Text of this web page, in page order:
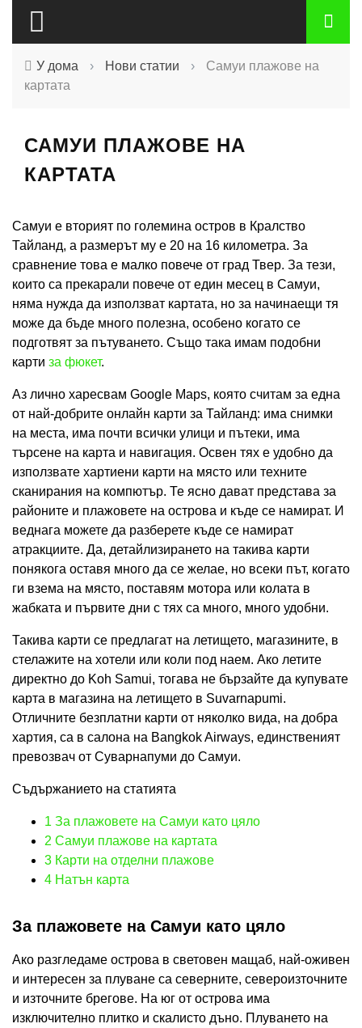
У дома › Нови статии ›
Самуи плажове на
картата
САМУИ ПЛАЖОВЕ НА
КАРТАТА
Самуи е вторият по големина остров в Кралство
Тайланд, а размерът му е 20 на 16 километра. За
сравнение това е малко повече от град Твер. За тези,
които са прекарали повече от един месец в Самуи,
няма нужда да използват картата, но за начинаещи тя
може да бъде много полезна, особено когато се
подготвят за пътуването. Също така имам подобни
карти за фюкет.
Аз лично харесвам Google Maps, която считам за една
от най-добрите онлайн карти за Тайланд: има снимки
на места, има почти всички улици и пътеки, има
търсене на карта и навигация. Освен тях е удобно да
използвате хартиени карти на място или техните
сканирания на компютър. Те ясно дават представа за
районите и плажовете на острова и къде се намират. И
веднага можете да разберете къде се намират
атракциите. Да, детайлизирането на такива карти
понякога оставя много да се желае, но всеки път, когато
ги взема на място, поставям мотора или колата в
жабката и първите дни с тях са много, много удобни.
Такива карти се предлагат на летището, магазините, в
стелажите на хотели или коли под наем. Ако летите
директно до Koh Samui, тогава не бързайте да купувате
карта в магазина на летището в Suvarnapumi.
Отличните безплатни карти от няколко вида, на добра
хартия, са в салона на Bangkok Airways, единственият
превозвач от Суварнапуми до Самуи.
Съдържанието на статията
1 За плажовете на Самуи като цяло
2 Самуи плажове на картата
3 Карти на отделни плажове
4 Натън карта
За плажовете на Самуи като цяло
Ако разгледаме острова в световен мащаб, най-оживен
и интересен за плуване са северните, североизточните
и източните брегове. На юг от острова има
изключително плитко и скалисто дъно. Плуването на